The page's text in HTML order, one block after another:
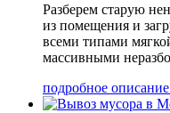
Разберем старую
из помещения и
всеми типами
массивными
подробное